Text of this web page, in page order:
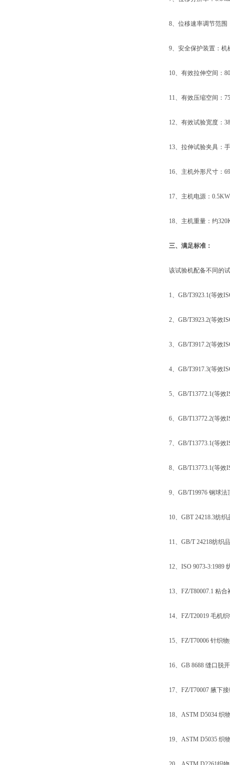
8、位移速率调节范围：
9、安全保护装置：机
10、有效拉伸空间：
11、有效压缩空间：
12、有效试验宽度：
13、拉伸试验夹具：手
16、主机外形尺寸：
17、主机电源：0.5KW/
18、主机重量：约
三、满足标准：
该试验机配备不同的试
1、GB/T3923.1(等效
2、GB/T3923.2(等效
3、GB/T3917.2(等效
4、GB/T3917.3(等效
5、GB/T13772.1(等效
6、GB/T13772.2(等效
7、GB/T13773.1(等效
8、GB/T13773.1(等效
9、GB/T19976 钢球法
10、GBT 24218.3纺织
11、GB/T 24218纺织品
12、ISO 9073-3:1989
13、FZ/T80007.1 粘合
14、FZ/T20019 毛机织
15、FZ/T70006 针织物
16、GB 8688 缝口脱开
17、FZ/T70007 腋下接
18、ASTM D5034 织
19、ASTM D5035 织